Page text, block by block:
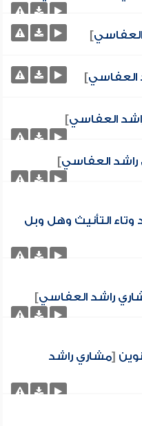
]
العفاسي]
العفاسي]
راشد العفاسي]
التأنيث وهل وبل
راشد العفاسي]
[مشاري راشد